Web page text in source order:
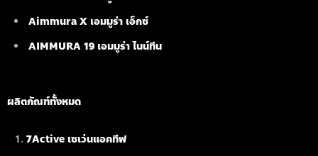
Aimmura X เอมมูร่า เอ็กซ์
AIMMURA 19 เอมมูร่า ไนน์ทีน
ผลิตภัณฑ์ทั้งหมด
7Active เซเว่นแอคทีฟ